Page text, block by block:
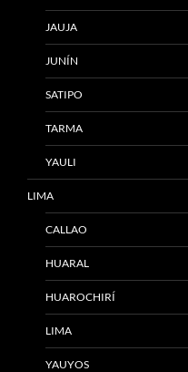
JAUJA
JUNÍN
SATIPO
TARMA
YAULI
LIMA
CALLAO
HUARAL
HUAROCHIRÍ
LIMA
YAUYOS